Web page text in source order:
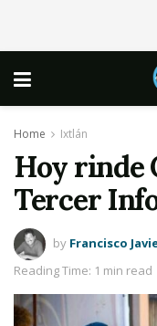
Home Ixtlán
Hoy rinde
Tercer
by Francisco
Reading Time: 1 min read